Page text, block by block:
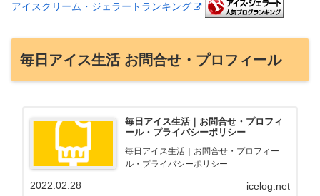
アイスクリーム・ジェラートランキング
毎日アイス生活 お問合せ・プロフィール
毎日アイス生活｜お問合せ・プロフィ
ール・プライバシーポリシー
毎日アイス生活｜お問合せ・プロフィー
ル・プライバシーポリシー
icelog.net
2022.02.28